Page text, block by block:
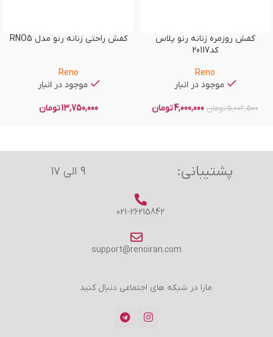
کفش روزمره زنانه رنو پلاس
کد20117
Reno
موجود در انبار
5,002,500تومان 4,000,000تومان
کفش راحتی زنانه رنو مدل RNO5
Reno
موجود در انبار
13,750,000تومان
پشتیبانی: ۹ الی ۱۷
021-26215842
support@renoiran.com
مارا در شبکه های اجتماعی دنبال کنید